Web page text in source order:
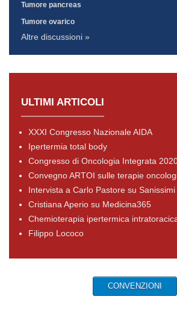
Tumore pancreas
Tumore ovarico
Altre discussioni »
ULTIMI ARTICOLI
XXXI Congresso Nazionale AIDA
Ipertermia total body
Congresso di Oncologia Integrata
Convegno ARTOI sulle terapie
Intervista a Carlo Pastore su Sanissimi
Cristiana Aperio su Medicina365
Chemioterapia ipertermica
Filippo Lococo
CONVENZIONI